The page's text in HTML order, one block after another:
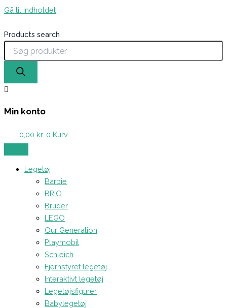
Gå til indholdet
Products search
Min konto
0,00 kr. 0 Kurv
Legetøj
Barbie
BRIO
Bruder
LEGO
Our Generation
Playmobil
Schleich
Fjernstyret legetøj
Interaktivt legetøj
Legetøjsfigurer
Babylegetøj